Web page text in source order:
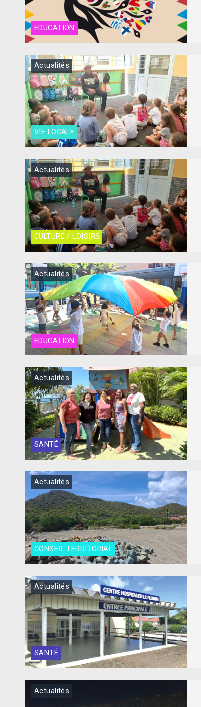
EDUCATION
VIE LOCALE
Actualités
CULTURE / LOISIRS
Actualités
EDUCATION
Actualités
SANTÉ
Actualités
CONSEIL TERRITORIAL
Actualités
SANTÉ
Actualités
Actualités